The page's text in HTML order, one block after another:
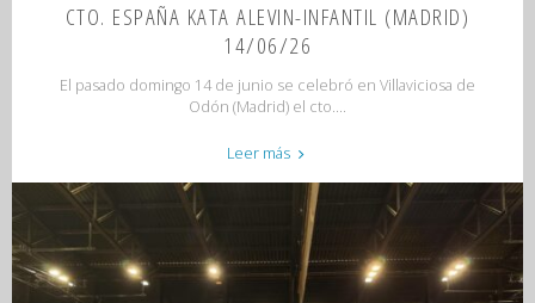
CTO. ESPAÑA KATA ALEVIN-INFANTIL (MADRID)
14/06/26
El pasado domingo 14 de junio se celebró en Villaviciosa de
Odón (Madrid) el cto....
Leer más "CTO.
ESPAÑA
KATA
ALEVIN-
INFANTIL
(MADRID)